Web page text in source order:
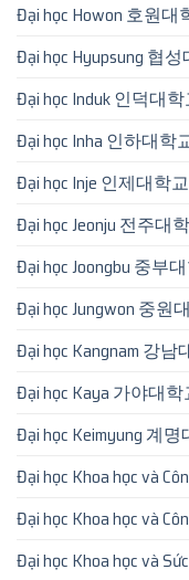
Đại học Howon 호원대
Đại học Hyupsung 협
Đại học Induk 인덕대
Đại học Inha 인하대학
Đại học Inje 인제대학교
Đại học Jeonju 전주대
Đại học Joongbu 중부
Đại học Jungwon 중원
Đại học Kangnam 강남
Đại học Kaya 가야대학
Đại học Keimyung 계
Đại học Khoa học và
Đại học Khoa học và
Đại học Khoa học và